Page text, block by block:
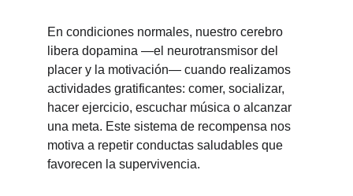
En condiciones normales, nuestro cerebro
libera dopamina —el neurotransmisor del
placer y la motivación— cuando realizamos
actividades gratificantes: comer, socializar,
hacer ejercicio, escuchar música o alcanzar
una meta. Este sistema de recompensa nos
motiva a repetir conductas saludables que
favorecen la supervivencia.